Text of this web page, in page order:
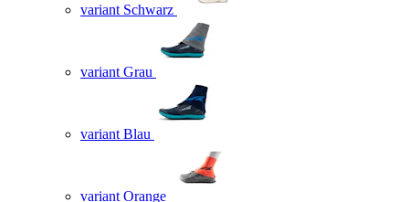
variant Schwarz
variant Grau
variant Blau
variant Orange